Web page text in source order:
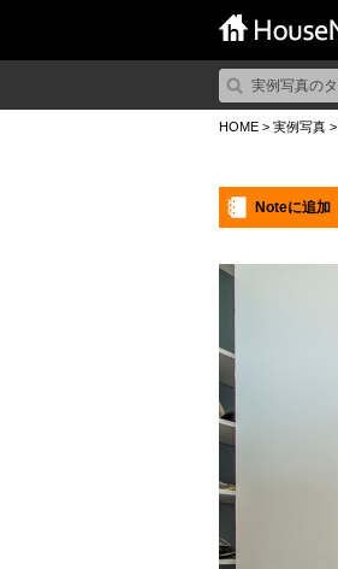
HOME > 実例写真 >
Noteに追加